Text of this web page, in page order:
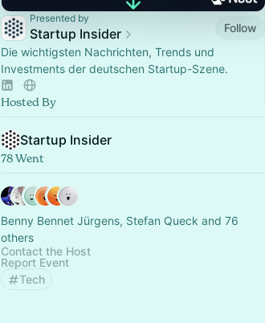
Presented by
Startup Insider
Follow
Die wichtigsten Nachrichten, Trends und
Investments der deutschen Startup-Szene.
Hosted By
Startup Insider
78 Went
Benny Bennet Jürgens, Stefan Queck and 76
others
Contact the Host
Report Event
Tech